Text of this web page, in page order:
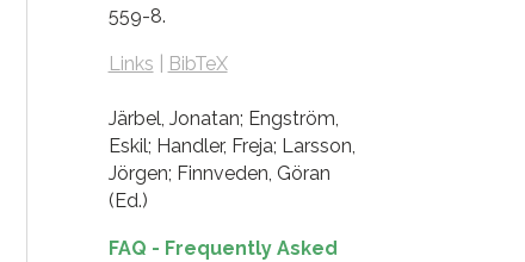
559-8.
Links BibTeX
Järbel, Jonatan; Engström,
Eskil; Handler, Freja; Larsson,
Jörgen; Finnveden, Göran
(Ed.)
FAQ - Frequently Asked